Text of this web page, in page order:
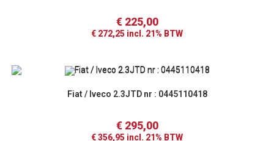
€225,00
€ 272,25 incl. 21% BTW
Fiat / Iveco 2.3JTD nr : 0445110418
€295,00
€356,95 incl. 21% BTW